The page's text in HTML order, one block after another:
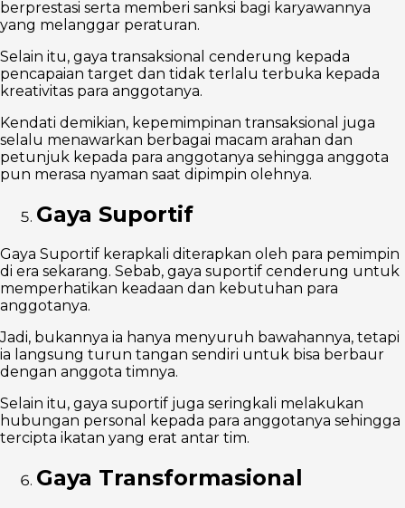
berprestasi serta memberi sanksi bagi karyawannya
yang melanggar peraturan.
Selain itu, gaya transaksional cenderung kepada
pencapaian target dan tidak terlalu terbuka kepada
kreativitas para anggotanya.
Kendati demikian, kepemimpinan transaksional juga
selalu menawarkan berbagai macam arahan dan
petunjuk kepada para anggotanya sehingga anggota
pun merasa nyaman saat dipimpin olehnya.
Gaya Suportif
Gaya Suportif kerapkali diterapkan oleh para pemimpin
di era sekarang. Sebab, gaya suportif cenderung untuk
memperhatikan keadaan dan kebutuhan para
anggotanya.
Jadi, bukannya ia hanya menyuruh bawahannya, tetapi
ia langsung turun tangan sendiri untuk bisa berbaur
dengan anggota timnya.
Selain itu, gaya suportif juga seringkali melakukan
hubungan personal kepada para anggotanya sehingga
tercipta ikatan yang erat antar tim.
Gaya Transformasional